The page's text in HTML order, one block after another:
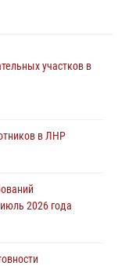
участков в
в ЛНР
2026 года